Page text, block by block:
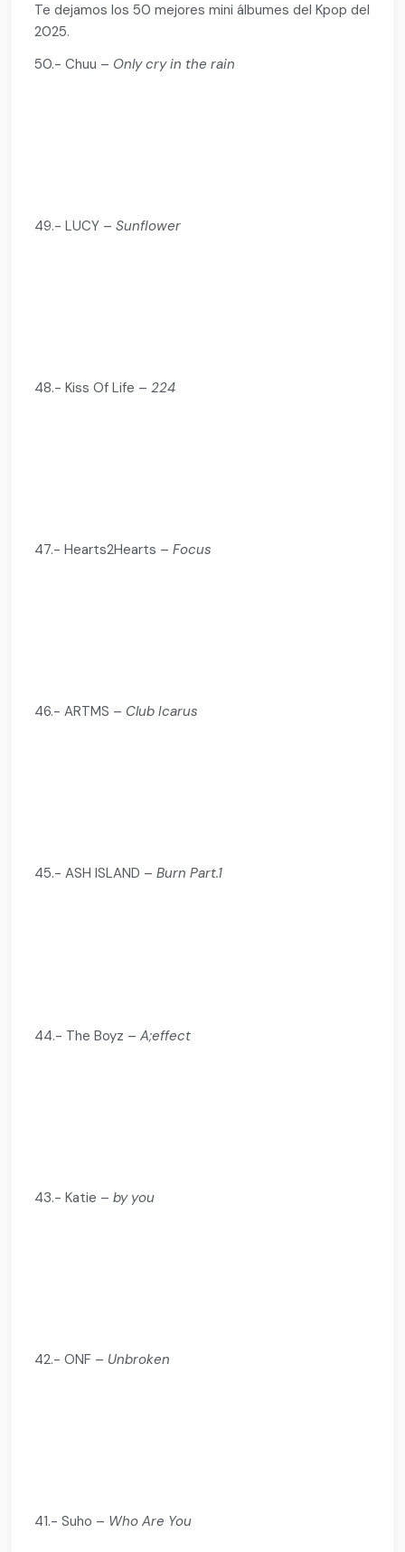
Te dejamos los 50 mejores mini álbumes del Kpop del
2025.
50.- Chuu – Only cry in the rain
49.- LUCY –Sunflower
48.- Kiss Of Life –224
47.- Hearts2Hearts –Focus
46.- ARTMS – Club Icarus
45.- ASH ISLAND –Burn Part.1
44.- The Boyz –A;effect
43.- Katie – by you
42.- ONF – Unbroken
41.- Suho – Who Are You